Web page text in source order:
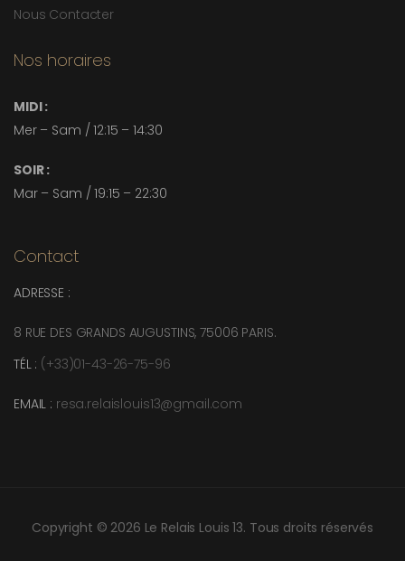
Nous Contacter
Nos horaires
MIDI :
Mer – Sam / 12:15 – 14:30
SOIR :
Mar – Sam / 19:15 – 22:30
Contact
ADRESSE :
8 RUE DES GRANDS AUGUSTINS, 75006 PARIS.
TÉL : (+33)01-43-26-75-96
EMAIL : resa.relaislouis13@gmail.com
Copyright © 2026 Le Relais Louis 13. Tous droits réservés